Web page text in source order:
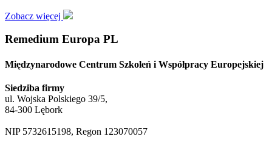
Zobacz więcej
Remedium Europa PL
Międzynarodowe Centrum Szkoleń i Współpracy Europejskiej
Siedziba firmy
ul. Wojska Polskiego 39/5,
84-300 Lębork
NIP 5732615198, Regon 123070057